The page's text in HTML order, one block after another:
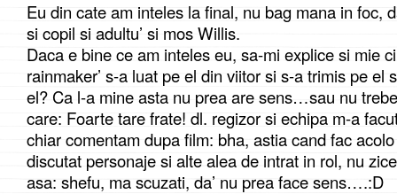
Eu din cate am inteles la final, nu bag mana in foc,
si copil si adultu’ si mos Willis.
Daca e bine ce am inteles eu, sa-mi explice si mie
rainmaker’ s-a luat pe el din viitor si s-a trimis pe el
el? Ca l-a mine asta nu prea are sens…sau nu
care: Foarte tare frate! dl. regizor si echipa m-a
chiar comentam dupa film: bha, astia cand fac
discutat personaje si alte alea de intrat in rol, nu
asa: shefu, ma scuzati, da’ nu prea face sens….:D